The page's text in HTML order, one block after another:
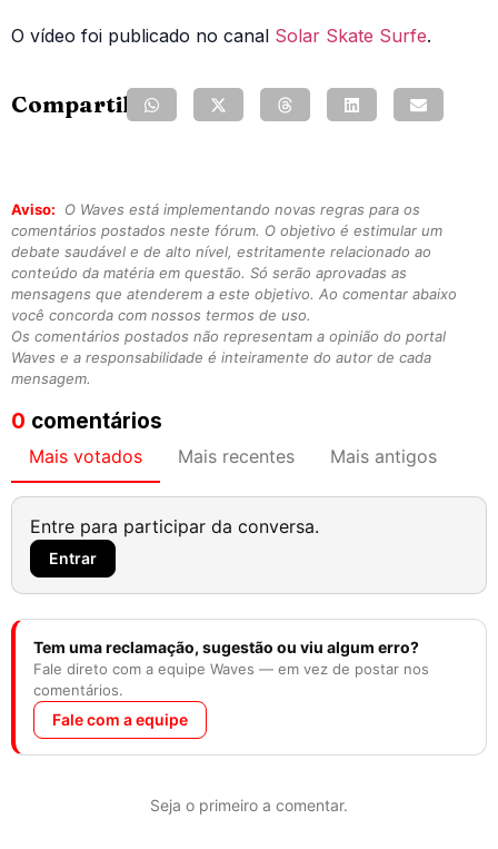
O vídeo foi publicado no canal Solar Skate Surfe.
Compartilhe:
Aviso:
O Waves está implementando novas regras para os
comentários postados neste fórum. O objetivo é estimular um
debate saudável e de alto nível, estritamente relacionado ao
conteúdo da matéria em questão. Só serão aprovadas as
mensagens que atenderem a este objetivo. Ao comentar abaixo
você concorda com nossos termos de uso.
Os comentários postados não representam a opinião do portal
Waves e a responsabilidade é inteiramente do autor de cada
mensagem.
0 comentários
Mais votados Mais recentes Mais antigos
Entre para participar da conversa.
Entrar
Tem uma reclamação, sugestão ou viu algum erro?
Fale direto com a equipe Waves — em vez de postar nos
comentários.
Fale com a equipe
Seja o primeiro a comentar.